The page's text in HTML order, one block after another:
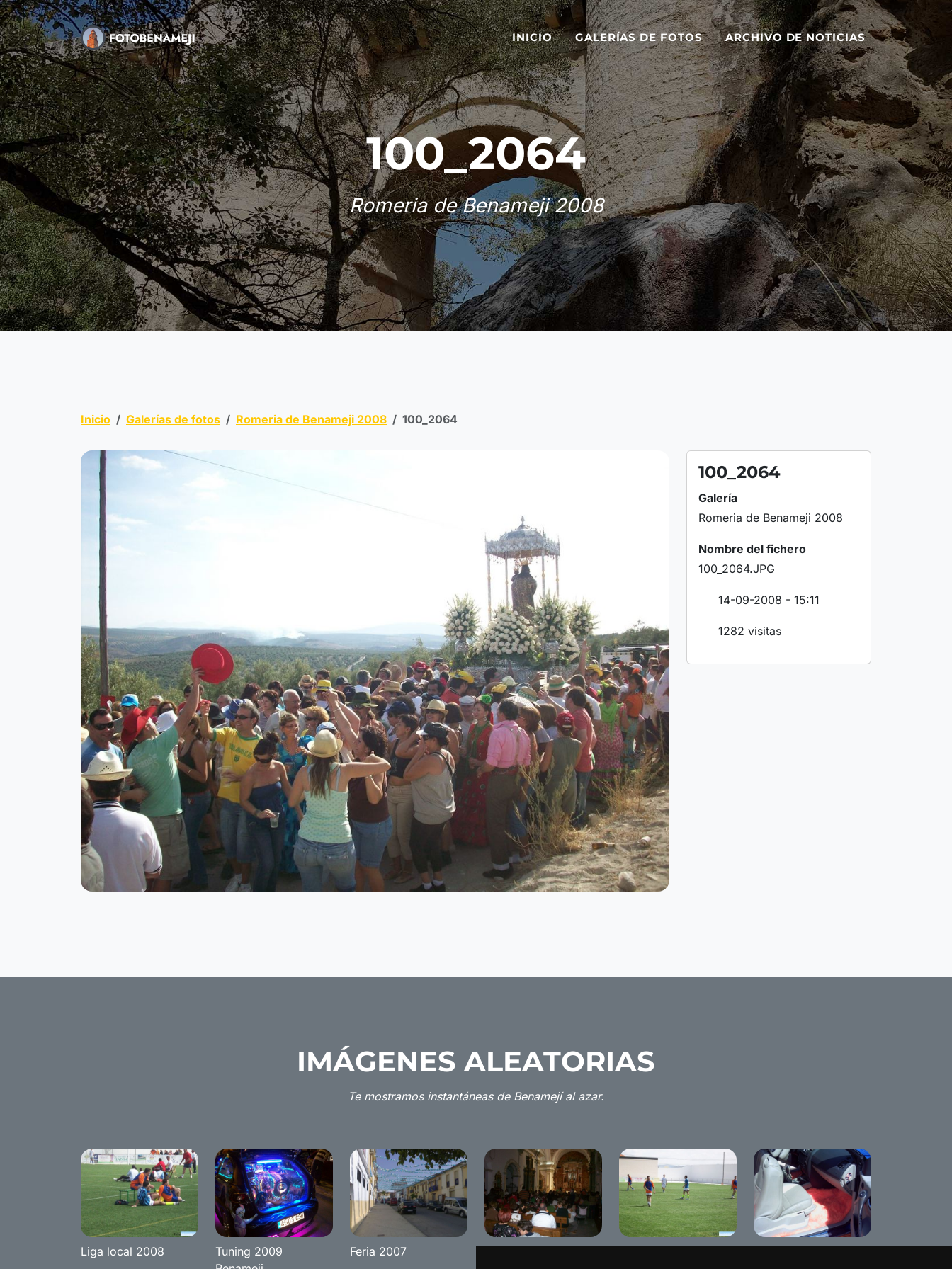
INICIO GALERÍAS DE FOTOS ARCHIVO DE NOTICIAS
100_2064
Romeria de Benameji 2008
Inicio Galerías de fotos Romeria de Benameji 2008 100_2064
100_2064
Galería
Romeria de Benameji 2008
Nombre del fichero
100_2064.JPG
14-09-2008 - 15:11
1282 visitas
IMÁGENES ALEATORIAS
Te mostramos instantáneas de Benamejí al azar.
Liga local 2008
Tuning 2009
Feria 2007